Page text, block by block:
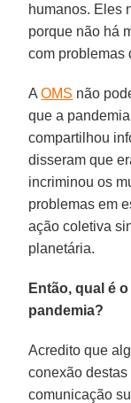
humanos. Eles
porque não há
com problemas
AOMS não
que a
compartilhou
disseram que
incriminou os
problemas em
ação coletiva
planetária.
Então, qual é
pandemia?
Acredito que
conexão
comunicação